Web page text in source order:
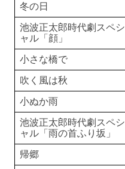
冬の日
池波正太郎時代劇スペシ
ャル「顔」
小さな橋で
吹く風は秋
小ぬか雨
池波正太郎時代劇スペシ
ャル「雨の首ふり坂」
帰郷